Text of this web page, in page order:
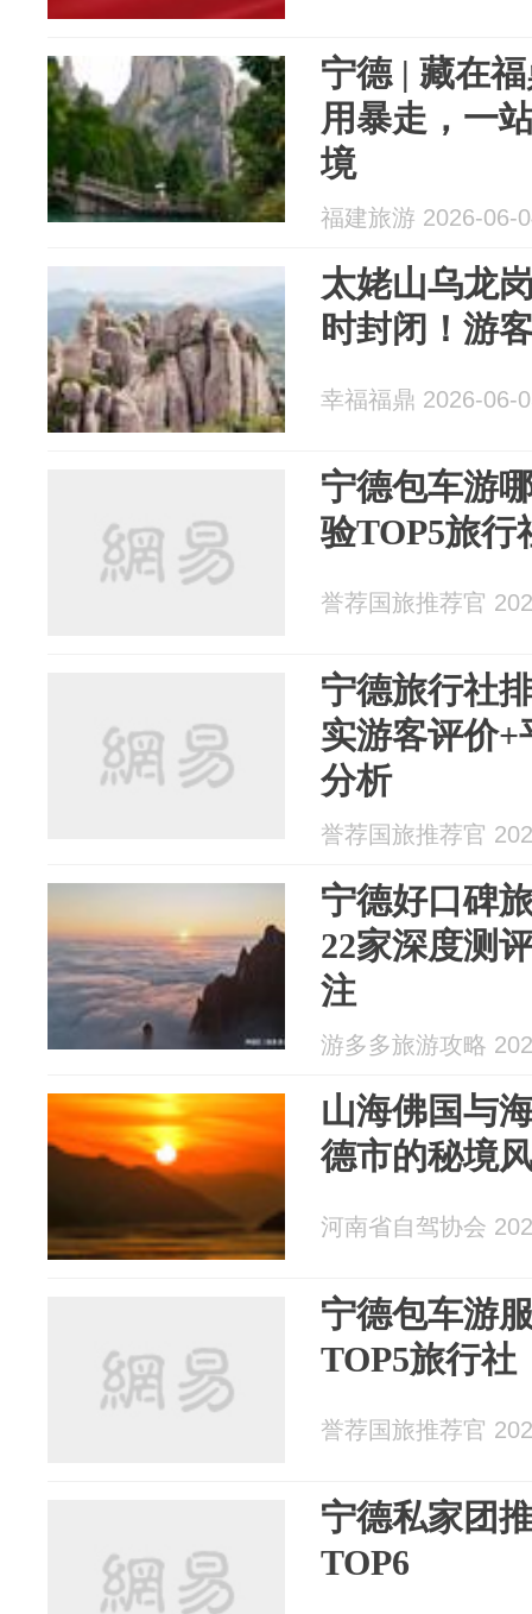
宁德 | 藏在
用暴走，一
境
福建旅游 2026-06-
太姥山乌龙
时封闭！游
幸福福鼎 2026-06-
宁德包车游
验TOP5旅行
誉荐国旅推荐官
宁德旅行社
实游客评价+
分析
誉荐国旅推荐官
宁德好口碑
22家深度测
注
游多多旅游攻略
山海佛国与
德市的秘境
河南省自驾协会
宁德包车游
TOP5旅行社
誉荐国旅推荐官
宁德私家团
TOP6